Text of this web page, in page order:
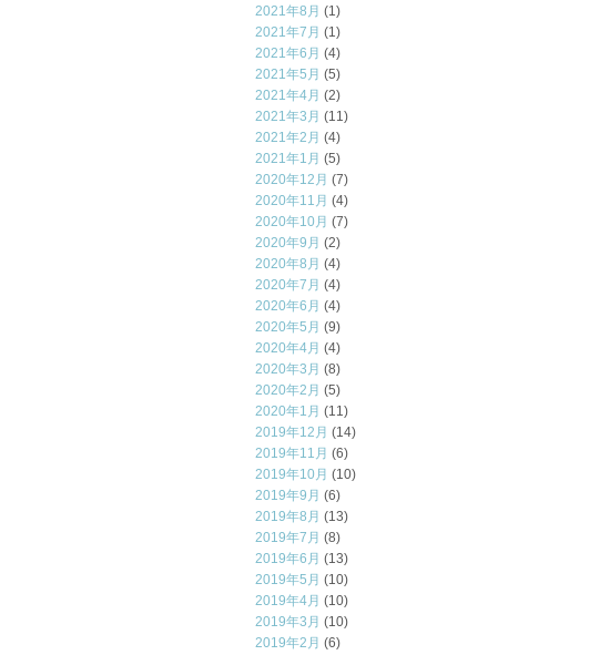
2021年8月 (1)
2021年7月 (1)
2021年6月 (4)
2021年5月 (5)
2021年4月 (2)
2021年3月 (11)
2021年2月 (4)
2021年1月 (5)
2020年12月 (7)
2020年11月 (4)
2020年10月 (7)
2020年9月 (2)
2020年8月 (4)
2020年7月 (4)
2020年6月 (4)
2020年5月 (9)
2020年4月 (4)
2020年3月 (8)
2020年2月 (5)
2020年1月 (11)
2019年12月 (14)
2019年11月 (6)
2019年10月 (10)
2019年9月 (6)
2019年8月 (13)
2019年7月 (8)
2019年6月 (13)
2019年5月 (10)
2019年4月 (10)
2019年3月 (10)
2019年2月 (6)